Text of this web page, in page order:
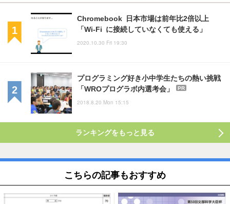
Chromebook 日本市場は前年比2倍以上
「Wi-Fi に接続していなくても使える」
2020.10.30 Fri 19:30
プログラミング好き小中学生たちの熱い挑戦
「WROプログラボ内選考会」
PR
2018.8.20 Mon 15:15
ランキングをもっと見る
こちらの記事もおすすめ